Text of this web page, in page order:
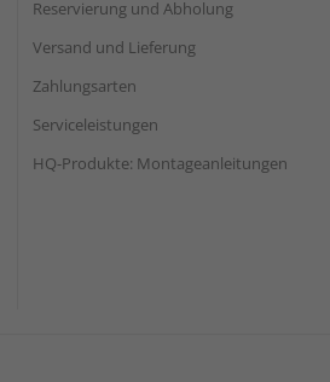
Reservierung und Abholung
Versand und Lieferung
Zahlungsarten
Serviceleistungen
HQ-Produkte: Montageanleitungen